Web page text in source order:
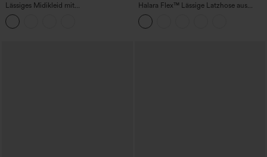
Lässiges Midikleid mit
Rundhalsausschnitt, integriertem BH,
ärmellos und Rüschensaum
Halara Flex™ Lässige Latzhose aus
gewaschenem Denim mit
quadratischem Ausschnitt und Taschen